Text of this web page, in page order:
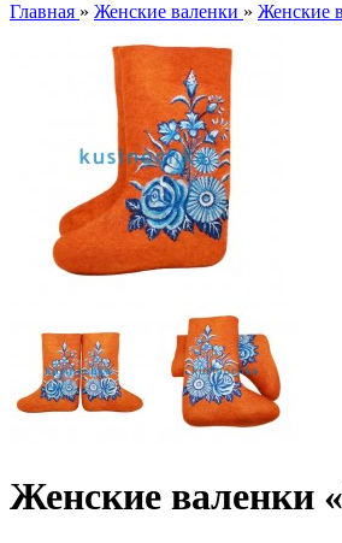
Главная » Женские валенки » Женские
Женские валенки